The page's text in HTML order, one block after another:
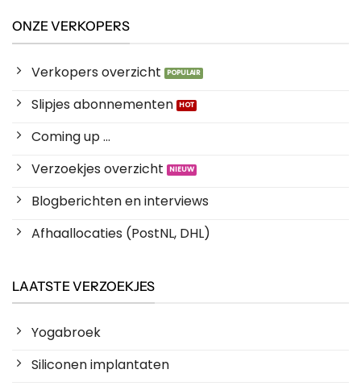
ONZE VERKOPERS
Verkopers overzicht
Slipjes abonnementen
Coming up ...
Verzoekjes overzicht
Blogberichten en interviews
Afhaallocaties (PostNL, DHL)
LAATSTE VERZOEKJES
Yogabroek
Siliconen implantaten